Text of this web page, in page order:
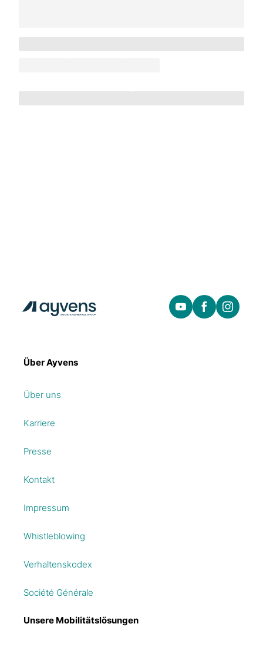
Über Ayvens
Über uns
Karriere
Presse
Kontakt
Impressum
Whistleblowing
Verhaltenskodex
Société Générale
Unsere Mobilitätslösungen